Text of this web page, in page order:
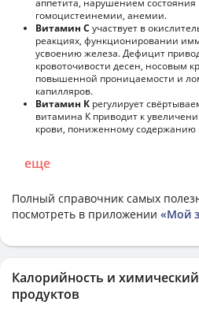
гомоцистеинемии, анемии.
Витамин С участвует в
реакциях, функционировании
усвоению железа. Дефицит
кровоточивости десен, носовым
повышенной проницаемости и
капилляров.
Витамин К регулирует
витамина К приводит к
крови, пониженному содержанию
еще
Полный справочник самых
посмотреть в приложении «Мой
Калорийность и химический
продуктов